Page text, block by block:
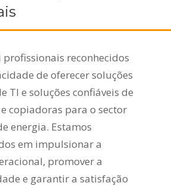
profissionais reconhecidos
de oferecer soluções
TI e soluções confiáveis de
copiadoras para o sector
energia. Estamos
em impulsionar a
promover a
e garantir a satisfação